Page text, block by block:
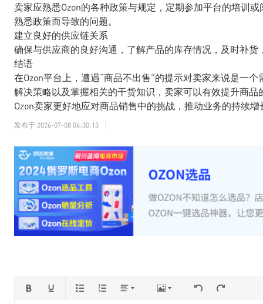
卖家应熟悉Ozon的各种政策与规定，定期参加平台的培训
熟悉政策而导致的问题。
建立良好的供应链关系
确保与供应商的良好沟通，了解产品的库存情况，及时补
结语
在Ozon平台上，遭遇“商品不出售”的提示对卖家来说是一
解决策略以及掌握相关的干货知识，卖家可以有效提升商
Ozon卖家更好地应对商品销售中的挑战，推动业务的持续增
发布于 2026-07-08 06:30:13